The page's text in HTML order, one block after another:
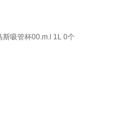
斯吸管杯00.m.l 1L 0个